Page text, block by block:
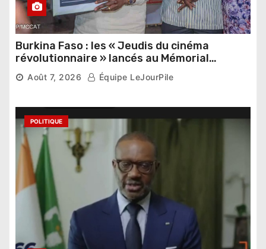
Burkina Faso : les « Jeudis du cinéma
révolutionnaire » lancés au Mémorial
Thomas Sankara
Août 7, 2026 Équipe LeJourPile
POLITIQUE